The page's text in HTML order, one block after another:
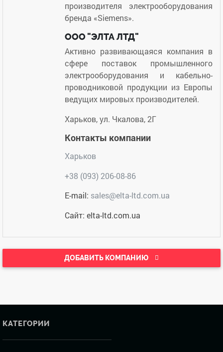
производителя электрооборудования
бренда «Siemens».
ООО "ЭЛТА ЛТД"
Активно развивающаяся компания в
сфере поставок промышленного
электрооборудования и кабельно-
проводниковой продукции из Европы
ведущих мировых производителей.
Харьков, ул. Чкалова, 2Г
Контакты компании
Харьков
+38 (093) 206-08-86
E-mail: sales@elta-ltd.com.ua
Сайт: elta-ltd.com.ua
ДОБАВИТЬ КОМПАНИЮ
КАТЕГОРИИ